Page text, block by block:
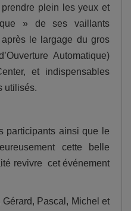
plein les yeux et
» de ses vaillants
le largage du gros
Automatique)
et indispensables
utilisés.
participants ainsi que le
cette belle
revivre cet événement
Pascal, Michel et